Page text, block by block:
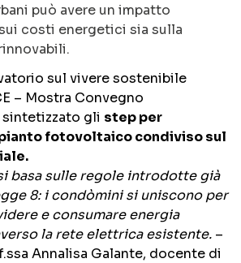
può avere un impatto
costi energetici sia sulla
sul vivere sostenibile
– Mostra Convegno
sintetizzato gli step per
fotovoltaico condiviso sul
basa sulle regole introdotte già
8: i condòmini si uniscono per
e consumare energia
la rete elettrica esistente. –
Annalisa Galante, docente di